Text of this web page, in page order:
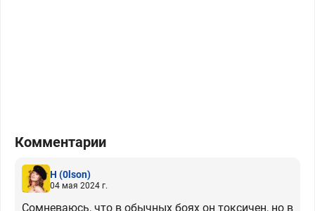
Комментарии
H (0lson)
04 мая 2024 г.
Сомневаюсь, что в обычных боях он токсичен, но в